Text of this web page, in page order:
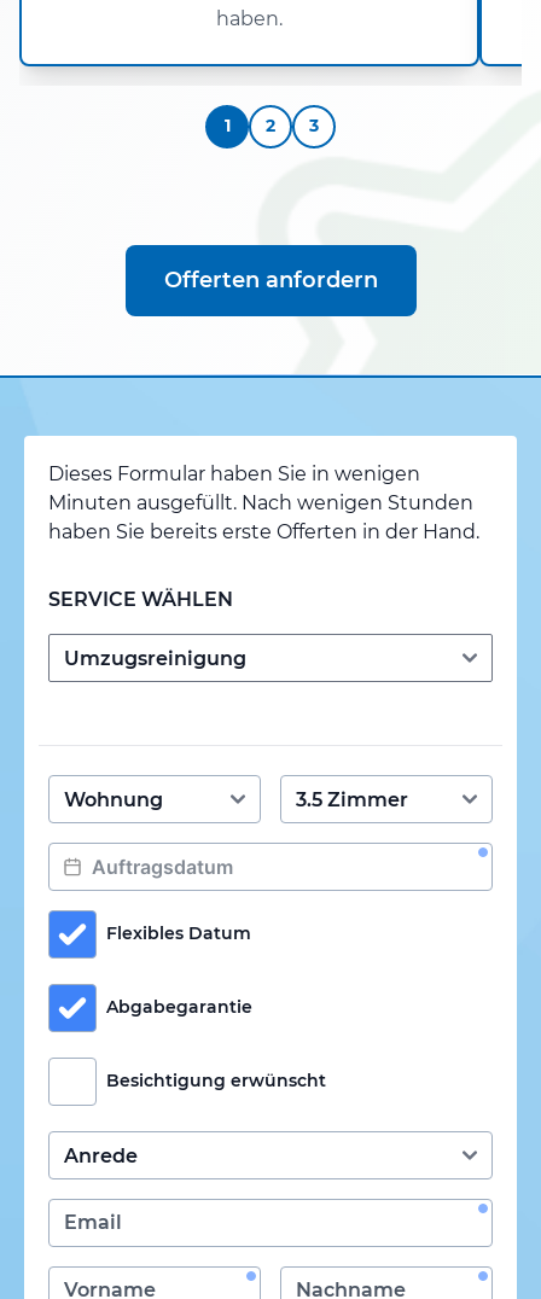
haben.
1 2 3
Offerten anfordern
Dieses Formular haben Sie in wenigen
Minuten ausgefüllt. Nach wenigen Stunden
haben Sie bereits erste Offerten in der Hand.
SERVICE WÄHLEN
Flexibles Datum
Abgabegarantie
Besichtigung erwünscht